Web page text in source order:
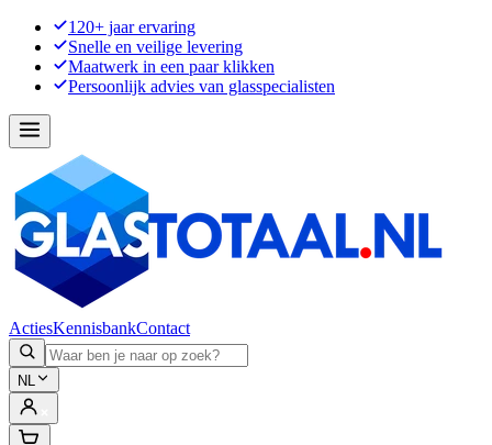
120+ jaar ervaring
Snelle en veilige levering
Maatwerk in een paar klikken
Persoonlijk advies van glasspecialisten
ActiesKennisbankContact
NL